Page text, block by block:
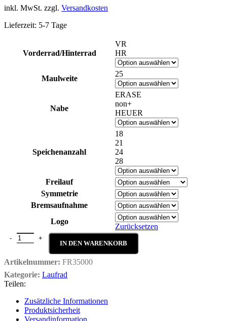
inkl. MwSt. zzgl. Versandkosten
Lieferzeit: 5-7 Tage
Vorderrad/Hinterrad
VR
HR
Maulweite
25
Nabe
ERASE
non+
HEUER
Speichenanzahl
18
21
24
28
Freilauf
Symmetrie
Bremsaufnahme
Logo
Zurücksetzen
Fullerene RD 35 Menge
IN DEN WARENKORB
Artikelnummer: FR35000
Kategorie: Laufrad
Teilen:
Zusätzliche Informationen
Produktsicherheit